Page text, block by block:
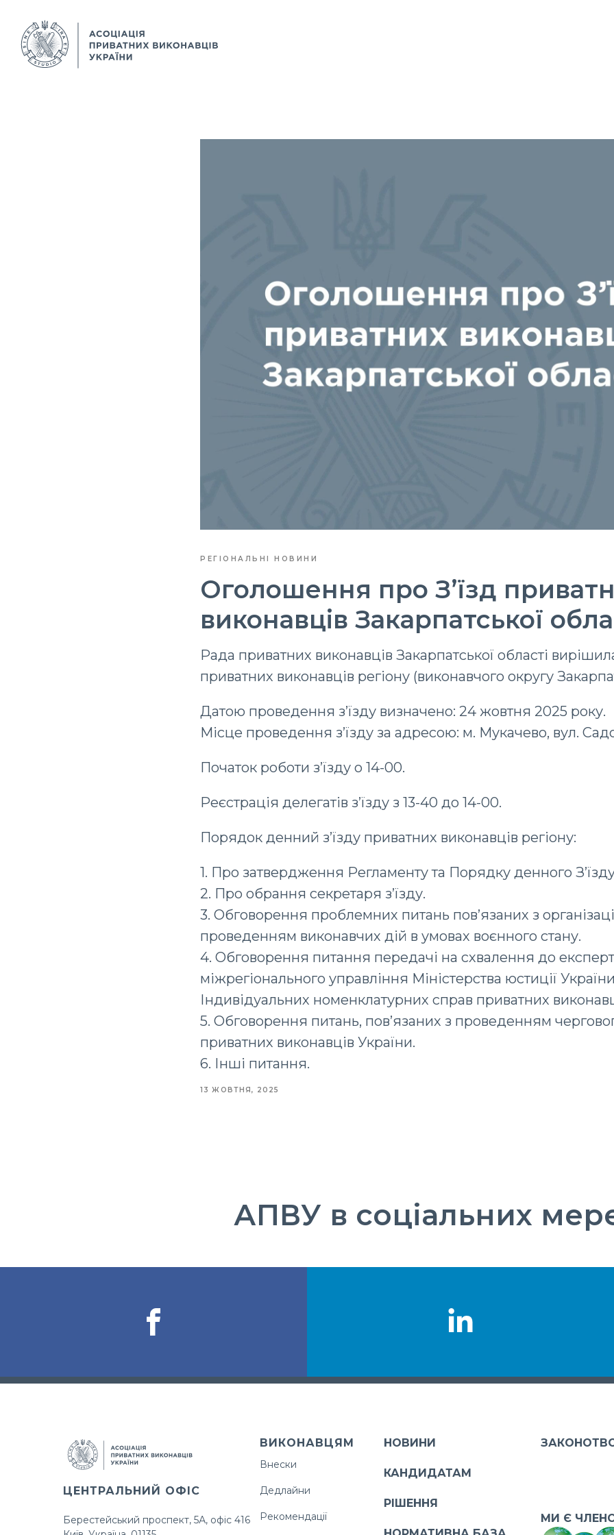
РЕГІОНАЛЬНІ НОВИНИ
Оголошення про З’їзд
виконавців Закарпатської
Рада приватних виконавців Закарпатської області
приватних виконавців регіону (виконавчого округу
Датою проведення з’їзду визначено: 24 жовтня 2025 року.
Місце проведення з’їзду за адресою: м. Мукачево, вул.
Початок роботи з’їзду о 14-00.
Реєстрація делегатів з’їзду з 13-40 до 14-00.
Порядок денний з’їзду приватних виконавців регіону:
1. Про затвердження Регламенту та Порядку денного
2. Про обрання секретаря з’їзду.
3. Обговорення проблемних питань пов’язаних з
проведенням виконавчих дій в умовах воєнного стану.
4. Обговорення питання передачі на схвалення до
міжрегіонального управління Міністерства юстиції
Індивідуальних номенклатурних справ приватних
5. Обговорення питань, пов’язаних з проведенням
приватних виконавців України.
6. Інші питання.
13 ЖОВТНЯ, 2025
АПВУ в соціальних
ЦЕНТРАЛЬНИЙ ОФІС
Берестейський проспект, 5А, офіс 416
ВИКОНАВЦЯМ
Внески
Дедлайни
Рекомендації
НОВИНИ
КАНДИДАТАМ
РІШЕННЯ
МИ Є